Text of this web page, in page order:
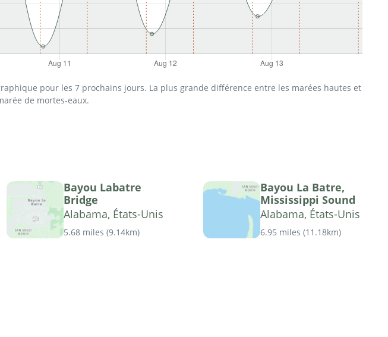
pour les 7 prochains jours. La plus grande différence entre les marées hautes et
de mortes-eaux.
Bayou Labatre
Bridge
Alabama, États-Unis
5.68 miles (9.14km)
Bayou La Batre,
Mississippi Sound
Alabama, États-Unis
6.95 miles (11.18km)